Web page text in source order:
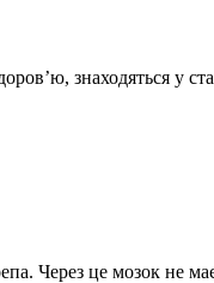
знаходяться у
Через це мозок не